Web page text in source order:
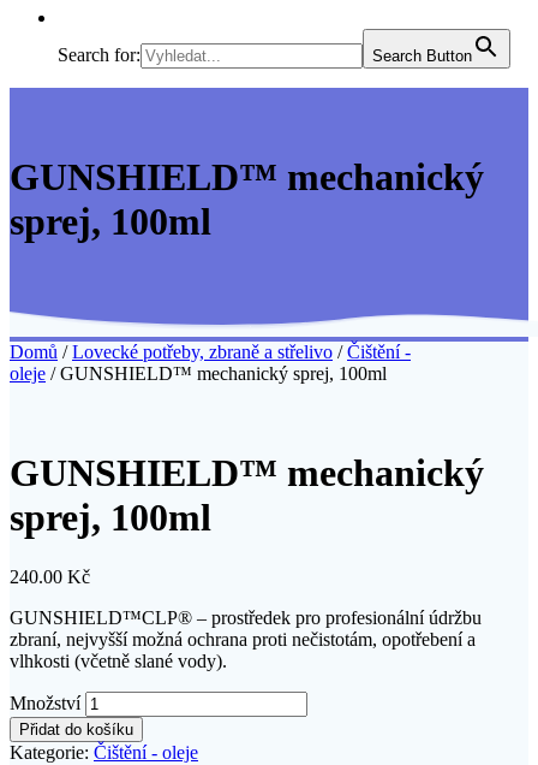
Search for: Search Button
GUNSHIELD™ mechanický
sprej, 100ml
Domů /Lovecké potřeby, zbraně a střelivo /Čištění -
oleje / GUNSHIELD™ mechanický sprej, 100ml
GUNSHIELD™ mechanický
sprej, 100ml
240.00 Kč
GUNSHIELD™CLP® – prostředek pro profesionální údržbu
zbraní, nejvyšší možná ochrana proti nečistotám, opotřebení a
vlhkosti (včetně slané vody).
Množství
Přidat do košíku
Kategorie: Čištění - oleje